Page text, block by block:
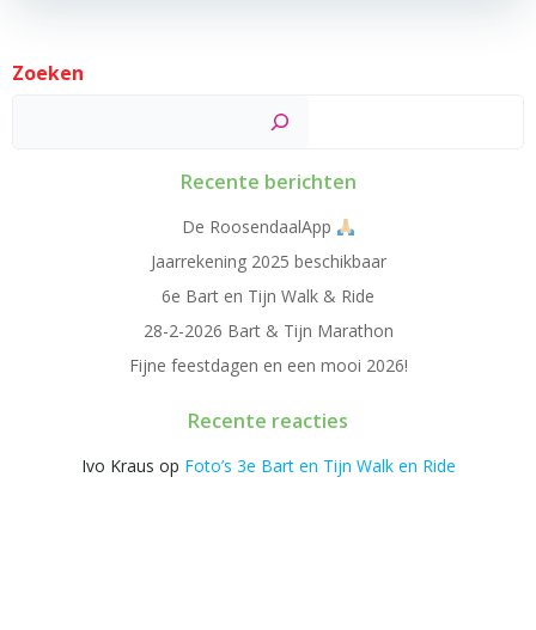
Zoeken
Recente berichten
De RoosendaalApp
Jaarrekening 2025 beschikbaar
6e Bart en Tijn Walk & Ride
28-2-2026 Bart & Tijn Marathon
Fijne feestdagen en een mooi 2026!
Recente reacties
Ivo Kraus op Foto’s 3e Bart en Tijn Walk en Ride